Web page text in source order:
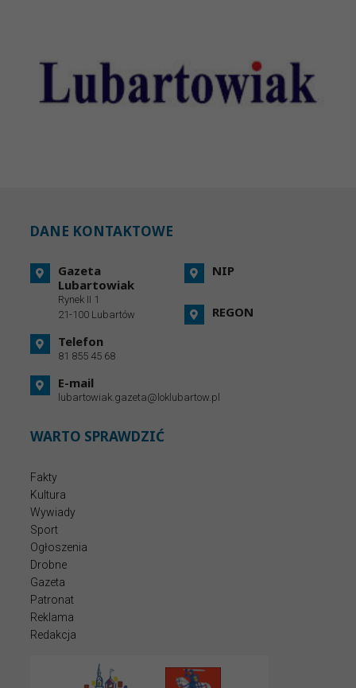
DANE KONTAKTOWE
Gazeta
Lubartowiak
Rynek II 1
21-100 Lubartów
Telefon
81 855 45 68
E-mail
lubartowiak.gazeta@loklubartow.pl
NIP
REGON
WARTO SPRAWDZIĆ
Fakty
Kultura
Wywiady
Sport
Ogłoszenia
Drobne
Gazeta
Patronat
Reklama
Redakcja